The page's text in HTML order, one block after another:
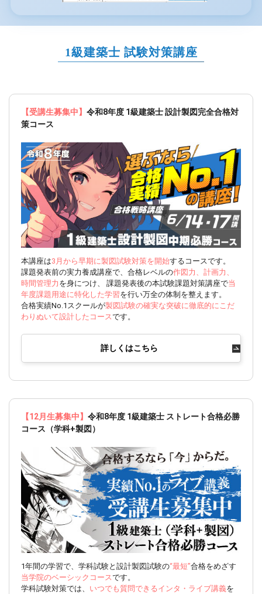
1級建築士 試験対策講座
【受講生募集中】 令和8年度 1級建築士 設計製図完全合格対
策コース
本講座は3月から早期に製図試験対策を開始するコースです。
課題発表前の実力養成講座で、合格レベルの作図力、計画力、
時間管理力 を身につけ、 課題発表後の本試験課題対策講座で当
年度課題用途に特化した学習を行い万全の体制を整えます。
合格実績No.1スクールが製図試験の確実な突破に徹底的にこだ
わりぬいて設計したコースです。
詳しくはこちら
【12月生募集中】 令和8年度 1級建築士 ストレート合格必勝
コース（学科+製図）
1年間の学習で、学科試験と設計製図試験の“最短”合格をめざす
当学院のベーシックコースです。
学科試験対策では、 いつでも質問できるインタ・ライブ講義を